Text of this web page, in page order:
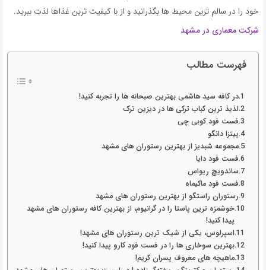
خود را در سالم ترین محیط ها بگذرانید و از با کیفیت ترین غذاها لذت ببرید.
شرکت معماری در مشهد
فهرست مطالب
در کافه سید هاشمی بهترین صبحانه ها را تجربه کنید!
لذیذ ترین کباب ترکی ها در دیزین ترک
فست فود کوبی چی
پیتزا دانگو
مجموعه شبدیز از بهترین رستوران های مشهد
فست فود دایا
ساندویچ ریواس
فست فود ماکیماه
رستوران راستگو از بهترین رستوران های مشهد
خوشمزه ترین پاستا را در گرانیوم، از بهترین کافه رستوران های مشهد
پیدا کنید!
اسپرلوس، یکی از شیک ترین رستوران های مشهد!
بهترین سوخاری ها را در فست فود کارو پیدا کنید!
ماهیچه های معروف پسران کریم!